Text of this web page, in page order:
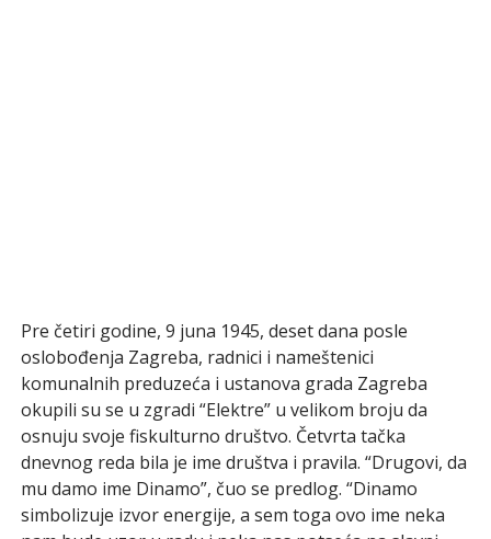
Pre četiri godine, 9 juna 1945, deset dana posle
oslobođenja Zagreba, radnici i nameštenici
komunalnih preduzeća i ustanova grada Zagreba
okupili su se u zgradi “Elektre” u velikom broju da
osnuju svoje fiskulturno društvo. Četvrta tačka
dnevnog reda bila je ime društva i pravila. “Drugovi, da
mu damo ime Dinamo”, čuo se predlog. “Dinamo
simbolizuje izvor energije, a sem toga ovo ime neka